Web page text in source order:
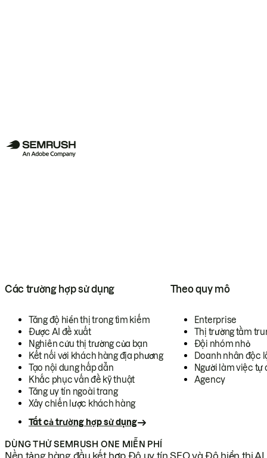
Các trường hợp sử dụng
Tăng độ hiển thị trong tìm kiếm
Được AI đề xuất
Nghiên cứu thị trường của bạn
Kết nối với khách hàng địa phương
Tạo nội dung hấp dẫn
Khắc phục vấn đề kỹ thuật
Tăng uy tín ngoài trang
Xây chiến lược khách hàng
Tất cả trường hợp sử dụng
Theo quy mô
Enterprise
Thị trường tầm
Đội nhóm nhỏ
Doanh nhân độc
Người làm việc tự
Agency
DÙNG THỬ SEMRUSH ONE MIỄN PHÍ
Nền tảng hàng đầu kết hợp Độ uy tín SEO và Độ hiển thị AI.